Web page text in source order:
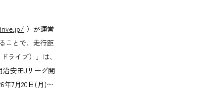
）が運営
ことで、走行距
ライブ）」は、
治安田Jリーグ開
年7月20日(月)〜